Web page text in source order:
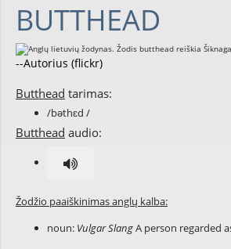
BUTTHEAD
--Autorius (flickr)
Butthead tarimas:
/bəthɛd /
Butthead audio:
Žodžio paaiškinimas anglų kalba:
noun: Vulgar SlangA person regarded